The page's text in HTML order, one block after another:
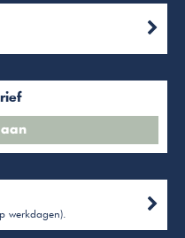
werkdagen).